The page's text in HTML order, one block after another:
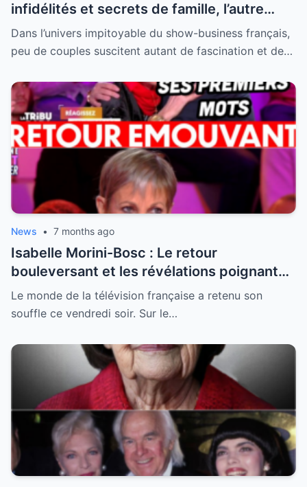
infidélités et secrets de famille, l’autre
visage de Jean-Marie Bigard enfin dévoilé
Dans l’univers impitoyable du show-business français,
peu de couples suscitent autant de fascination et de…
News • 7 months ago
Isabelle Morini-Bosc : Le retour
bouleversant et les révélations poignantes
après la perte de son mari
Le monde de la télévision française a retenu son
souffle ce vendredi soir. Sur le…